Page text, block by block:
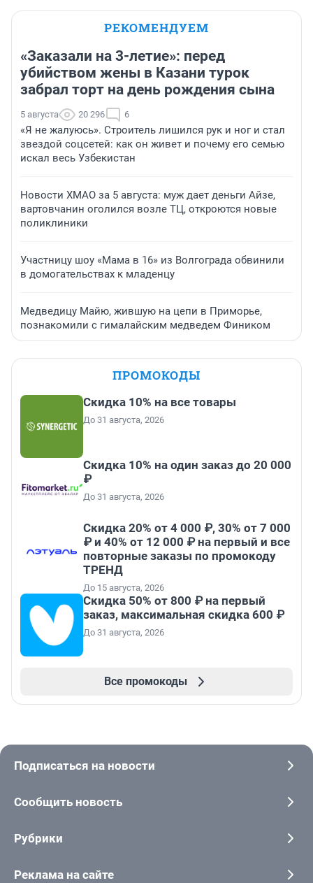
РЕКОМЕНДУЕМ
«Заказали на 3-летие»: перед
убийством жены в Казани турок
забрал торт на день рождения сына
5 августа 20 296 6
«Я не жалуюсь». Строитель лишился рук и ног и стал
звездой соцсетей: как он живет и почему его семью
искал весь Узбекистан
Новости ХМАО за 5 августа: муж дает деньги Айзе,
вартовчанин оголился возле ТЦ, откроются новые
поликлиники
Участницу шоу «Мама в 16» из Волгограда обвинили
в домогательствах к младенцу
Медведицу Майю, жившую на цепи в Приморье,
познакомили с гималайским медведем Фиником
ПРОМОКОДЫ
Скидка 10% на все товары
До 31 августа, 2026
Скидка 10% на один заказ до 20 000
₽
До 31 августа, 2026
Скидка 20% от 4 000 ₽, 30% от 7 000
₽ и 40% от 12 000 ₽ на первый и все
повторные заказы по промокоду
ТРЕНД
До 15 августа, 2026
Скидка 50% от 800 ₽ на первый
заказ, максимальная скидка 600 ₽
До 31 августа, 2026
Все промокоды
Подписаться на новости
Сообщить новость
Рубрики
Реклама на сайте